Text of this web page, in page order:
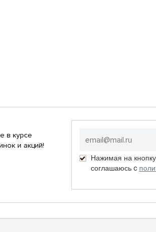
в курсе
и акций!
Нажимая на
соглашаюсь c